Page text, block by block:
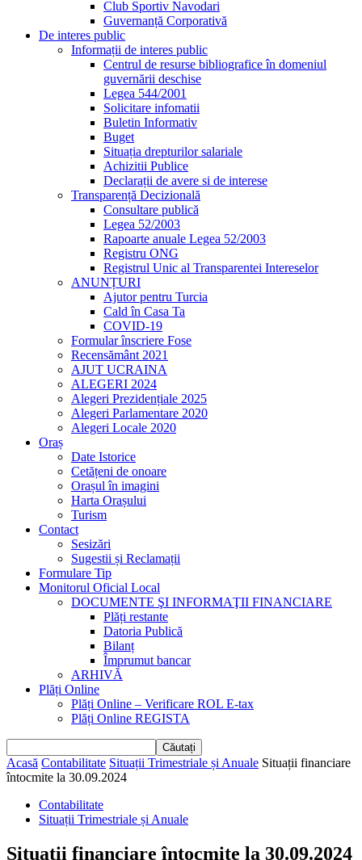
Club Sportiv Navodari
Guvernanță Corporativă
De interes public
Informații de interes public
Centrul de resurse bibliografice în domeniul
guvernării deschise
Legea 544/2001
Solicitare infomatii
Buletin Informativ
Buget
Situația drepturilor salariale
Achizitii Publice
Declarații de avere si de interese
Transparență Decizională
Consultare publică
Legea 52/2003
Rapoarte anuale Legea 52/2003
Registru ONG
Registrul Unic al Transparentei Intereselor
ANUNȚURI
Ajutor pentru Turcia
Cald în Casa Ta
COVID-19
Formular înscriere Fose
Recensământ 2021
AJUT UCRAINA
ALEGERI 2024
Alegeri Prezidențiale 2025
Alegeri Parlamentare 2020
Alegeri Locale 2020
Oraș
Date Istorice
Cetățeni de onoare
Orașul în imagini
Harta Orașului
Turism
Contact
Sesizări
Sugestii și Reclamații
Formulare Tip
Monitorul Oficial Local
DOCUMENTE ŞI INFORMAŢII FINANCIARE
Plăți restante
Datoria Publică
Bilanț
Împrumut bancar
ARHIVĂ
Plăți Online
Plăți Online – Verificare ROL E-tax
Plăți Online REGISTA
Acasă Contabilitate Situații Trimestriale și Anuale Situații financiare
întocmite la 30.09.2024
Contabilitate
Situații Trimestriale și Anuale
Situații financiare întocmite la 30.09.2024